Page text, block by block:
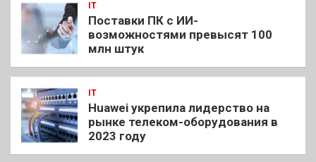
IT
Поставки ПК с ИИ-
возможностями превысят 100
млн штук
IT
Huawei укрепила лидерство на
рынке телеком-оборудования в
2023 году